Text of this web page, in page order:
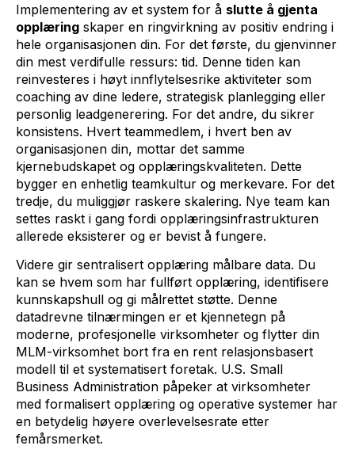
Implementering av et system for å slutte å gjenta
opplæring skaper en ringvirkning av positiv endring i
hele organisasjonen din. For det første, du gjenvinner
din mest verdifulle ressurs: tid. Denne tiden kan
reinvesteres i høyt innflytelsesrike aktiviteter som
coaching av dine ledere, strategisk planlegging eller
personlig leadgenerering. For det andre, du sikrer
konsistens. Hvert teammedlem, i hvert ben av
organisasjonen din, mottar det samme
kjernebudskapet og opplæringskvaliteten. Dette
bygger en enhetlig teamkultur og merkevare. For det
tredje, du muliggjør raskere skalering. Nye team kan
settes raskt i gang fordi opplæringsinfrastrukturen
allerede eksisterer og er bevist å fungere.
Videre gir sentralisert opplæring målbare data. Du
kan se hvem som har fullført opplæring, identifisere
kunnskapshull og gi målrettet støtte. Denne
datadrevne tilnærmingen er et kjennetegn på
moderne, profesjonelle virksomheter og flytter din
MLM-virksomhet bort fra en rent relasjonsbasert
modell til et systematisert foretak. U.S. Small
Business Administration påpeker at virksomheter
med formalisert opplæring og operative systemer har
en betydelig høyere overlevelsesrate etter
femårsmerket.